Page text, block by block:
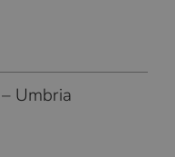
Umbria